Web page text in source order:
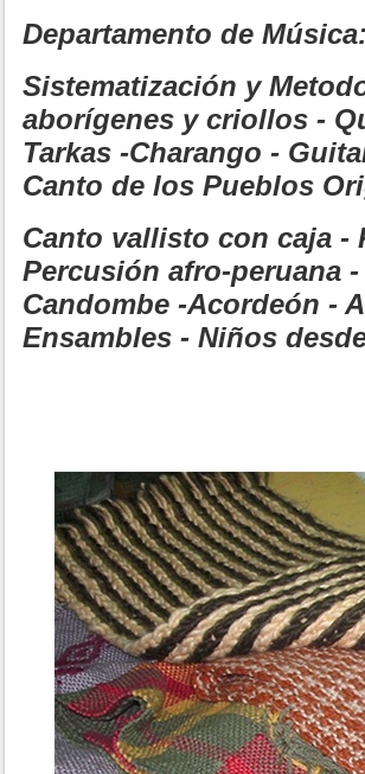
Departamento de Música:
Sistematización y
aborígenes y criollos -
Tarkas -Charango -
Canto de los Pueblos
Canto vallisto con caja -
Percusión afro-peruana
Candombe -Acordeón -
Ensambles - Niños